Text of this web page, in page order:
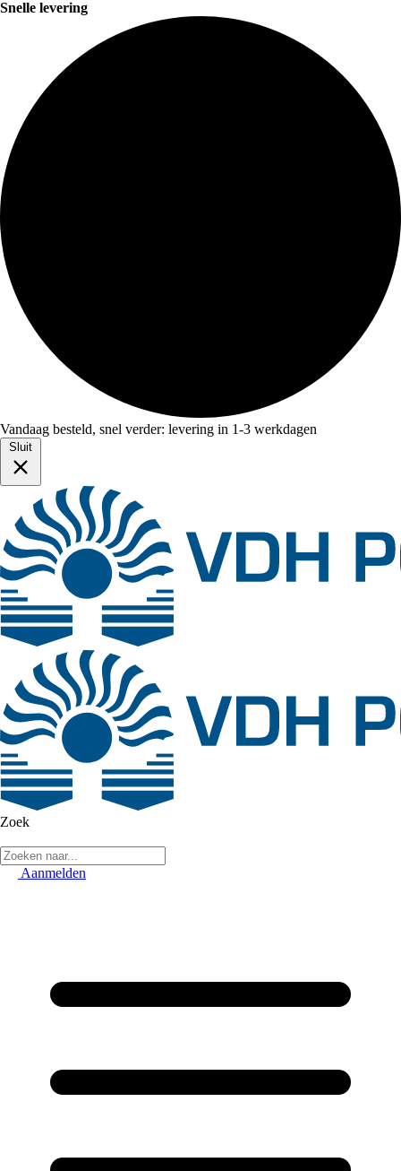
Snelle levering
Vandaag besteld, snel verder: levering in 1-3 werkdagen
Sluit
Zoek
Aanmelden